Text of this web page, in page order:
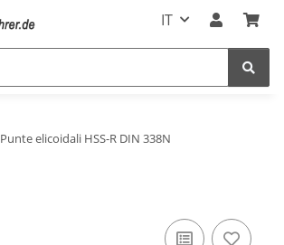
IT
Punte elicoidali HSS-R DIN 338N